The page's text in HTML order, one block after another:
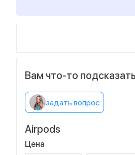
Вам что-то
задать вопрос
Airpods
Цена